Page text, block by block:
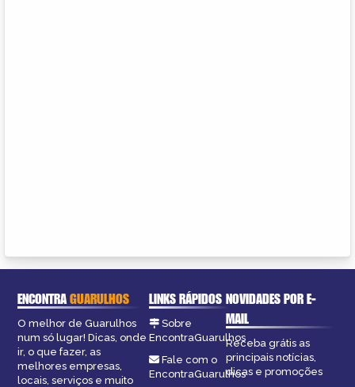
ENCONTRAGUARULHOS
O melhor de Guarulhos
num só lugar! Dicas, onde
ir, o que fazer, as
melhores empresas,
locais, serviços e muito
LINKS RÁPIDOS
Sobre
EncontraGuarulhos
Fale com o
EncontraGuarulhos
NOVIDADES POR E-
MAIL
Receba grátis as
principais notícias,
dicas e promoções